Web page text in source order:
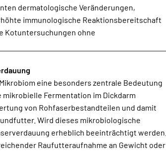
dermatologische Veränderungen,
immunologische Reaktionsbereitschaft
Kotuntersuchungen ohne
funktionelle Stabilität erheblichen
eine besonders zentrale Bedeutung
Fermentation im Dickdarm
von Rohfaserbestandteilen und damit
Wird dieses mikrobiologische
erheblich beeinträchtigt werden.
Raufutteraufnahme an Gewicht oder
Darmgesundheit, Stressverarbeitung,
zunehmend diskutiert. Besonders im
bei empfindlichen Pferden durch erhöhte
beeinflussen. Die Anweidung